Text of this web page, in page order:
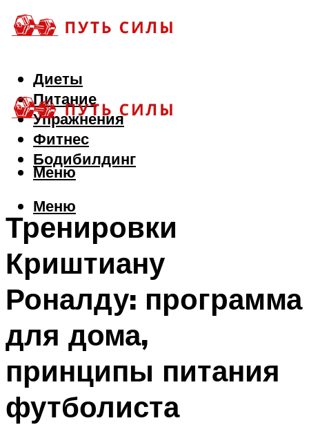
Диеты
Питание
Упражнения
Фитнес
Бодибилдинг
Меню
Меню
Тренировки
Криштиану
Роналду: программа
для дома,
принципы питания
футболиста